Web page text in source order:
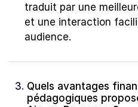
traduit par une
et une interaction
audience.
3. Quels avantages
pédagogiques